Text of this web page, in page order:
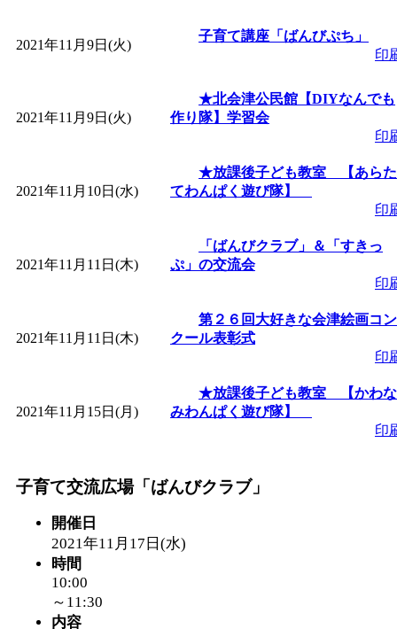
de 健康づくり」」 受
皆鶴姫のこびる塾
～」 受付期間：～
みなづる号乗車体
」
2021年11月9日(火)
子育て講座「ばんびぷち」
印
2021年11月9日(火)
★北会津公民館【DIYなんでも
作り隊】学習会
印
2021年11月10日(水)
★放課後子ども教室 【あらた
てわんぱく遊び隊】
印
2021年11月11日(木)
「ばんびクラブ」＆「すきっ
ぷ」の交流会
印
2021年11月11日(木)
第２６回大好きな会津絵画コン
クール表彰式
印
2021年11月15日(月)
★放課後子ども教室 【かわな
みわんぱく遊び隊】
印
子育て交流広場「ばんびクラブ」
開催日
2021年11月17日(水)
時間
10:00
～11:30
内容